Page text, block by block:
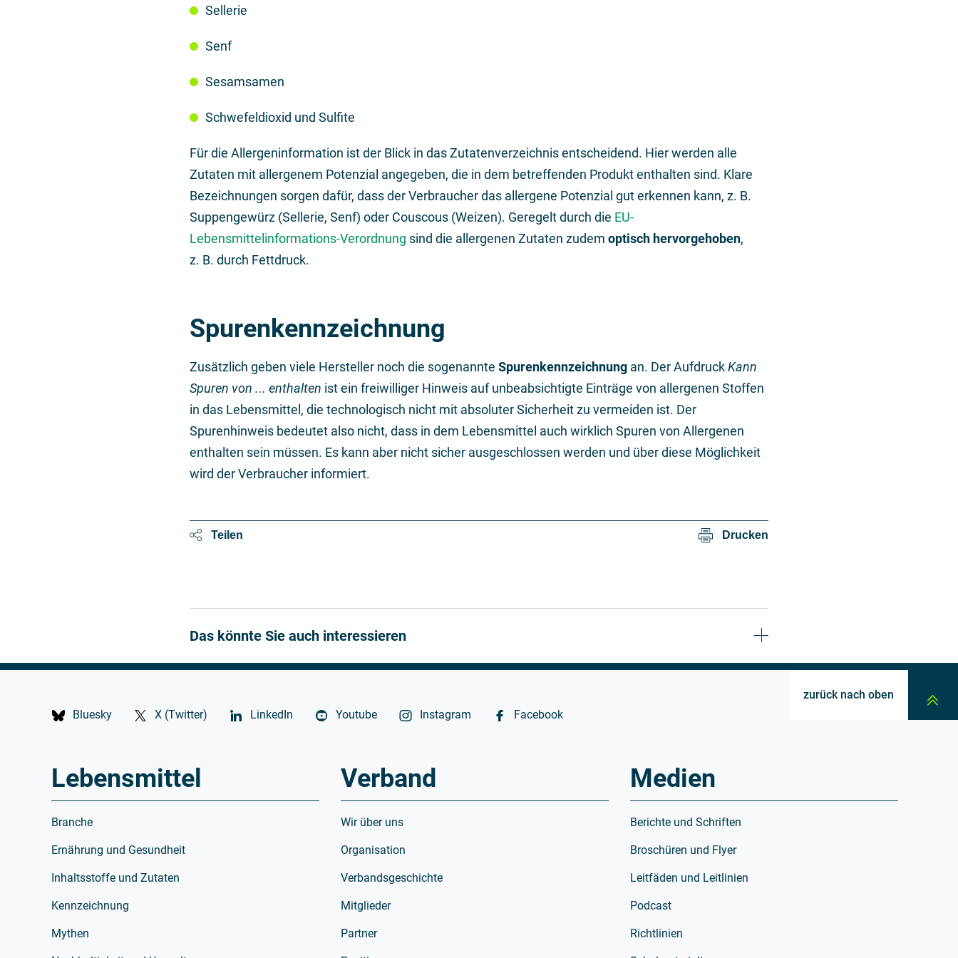
Sellerie
Senf
Sesamsamen
Schwefeldioxid und Sulfite
Für die Allergeninformation ist der Blick in das Zutatenverzeichnis entscheidend. Hier werden alle
Zutaten mit allergenem Potenzial angegeben, die in dem betreffenden Produkt enthalten sind. Klare
Bezeichnungen sorgen dafür, dass der Verbraucher das allergene Potenzial gut erkennen kann, z. B.
Suppengewürz (Sellerie, Senf) oder Couscous (Weizen). Geregelt durch die EU-
Lebensmittelinformations-Verordnung sind die allergenen Zutaten zudem optisch hervorgehoben,
z. B. durch Fettdruck.
Spurenkennzeichnung
Zusätzlich geben viele Hersteller noch die sogenannte Spurenkennzeichnung an. Der AufdruckKann
Spuren von ... enthalten ist ein freiwilliger Hinweis auf unbeabsichtigte Einträge von allergenen Stoffen
in das Lebensmittel, die technologisch nicht mit absoluter Sicherheit zu vermeiden ist. Der
Spurenhinweis bedeutet also nicht, dass in dem Lebensmittel auch wirklich Spuren von Allergenen
enthalten sein müssen. Es kann aber nicht sicher ausgeschlossen werden und über diese Möglichkeit
wird der Verbraucher informiert.
Teilen Drucken
Das könnte Sie auch interessieren
zurück nach oben
Bluesky
X (Twitter) LinkedIn Youtube Instagram Facebook
Lebensmittel
Branche
Ernährung und Gesundheit
Inhaltsstoffe und Zutaten
Kennzeichnung
Mythen
Verband
Wir über uns
Organisation
Verbandsgeschichte
Mitglieder
Partner
Medien
Berichte und Schriften
Broschüren und Flyer
Leitfäden und Leitlinien
Podcast
Richtlinien